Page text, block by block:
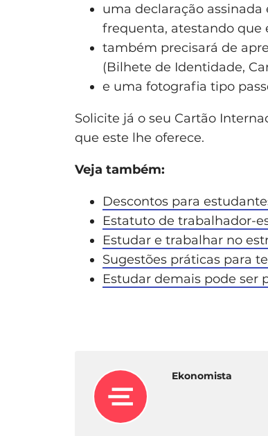
uma declaração
frequenta, atestando que
também precisará de
(Bilhete de Identidade,
e uma fotografia tipo
Solicite já o seu Cartão
que este lhe oferece.
Veja também:
Descontos para
Estatuto de trabalhador-
Estudar e trabalhar no
Sugestões práticas para
Estudar demais pode ser
Ekonomista